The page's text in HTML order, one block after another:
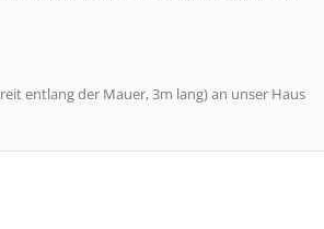
entlang der Mauer, 3m lang) an unser Haus